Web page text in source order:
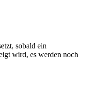
sobald ein
wird, es werden noch